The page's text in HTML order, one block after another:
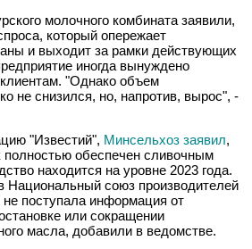
молочного комбината заявили,
который опережает
и выходит за рамки действующих
иногда вынуждено
клиентам. "Однако объем
не снизился, но, напротив, вырос", -
"Известий", Минсельхоз заявил,
полностью обеспечен сливочным
находится на уровне 2023 года.
Национальный союз производителей
поступала информация от
или сокращении
масла, добавили в ведомстве.